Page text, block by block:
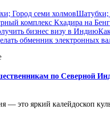
Шатубхи;
по Северной
— это яркий калейдоскоп